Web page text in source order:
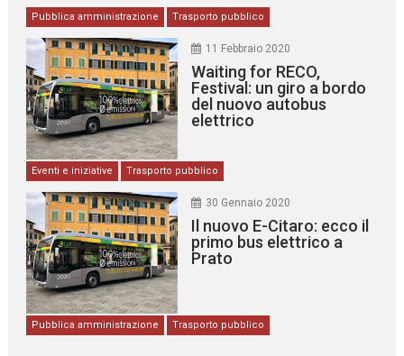
Pubblica amministrazione Trasporto pubblico
11 Febbraio 2020
Waiting for RECO,
Festival: un giro a bordo
del nuovo autobus
elettrico
Eventi e iniziative Trasporto pubblico
30 Gennaio 2020
Il nuovo E-Citaro: ecco il
primo bus elettrico a
Prato
Pubblica amministrazione Trasporto pubblico